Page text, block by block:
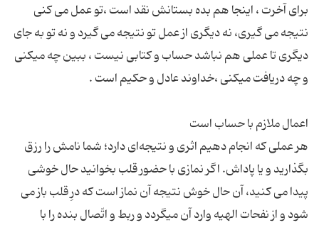
برای آخرت ، اینجا هم بده بستانش نقد است ،تو عمل می کنی
نتیجه می گیری، نه دیگری از عمل تو نتیجه می گیرد و نه تو به جای
دیگری تا عملی هم نباشد حساب و کتابی نیست ، ببین چه میکنی
هر عملی‌ كه‌ انجام‌ دهیم‌ اثری‌ و نتیجه‌ای‌ دارد؛ شما نامش‌ را رزق‌
بگذارید و یا پاداش‌. اگر نمازی‌ با حضور قلب‌ بخوانید حال‌ خوشی‌
پیدا می كنید، آن‌ حال‌ خوش‌ نتیجه‌ آن‌ نماز است‌ كه‌ درِ قلب‌ باز می
شود و از نفحات‌ الهیه‌ وارد آن‌ میگردد و ربط‌ و اتّصال‌ بنده‌ را با